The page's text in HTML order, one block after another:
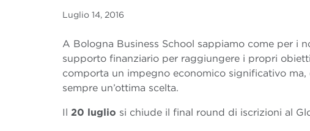
Luglio 14, 2016
A Bologna Business School sappiamo come per i
supporto finanziario per raggiungere i propri
comporta un impegno economico significativo ma,
sempre un’ottima scelta.
Il 20 luglio si chiude il final round di iscrizioni al